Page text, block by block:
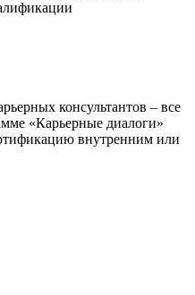
консультантов – все
«Карьерные диалоги»
внутренним или